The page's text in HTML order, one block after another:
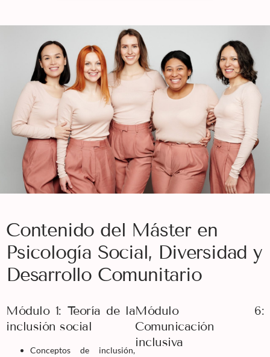
Contenido del Máster en
Psicología Social, Diversidad y
Desarrollo Comunitario
Módulo 1: Teoría de la
inclusión social
Conceptos de inclusión,
Módulo 6:
Comunicación
inclusiva